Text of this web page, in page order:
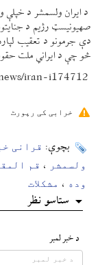
د ایران ولسمشر د خپلې
صهیونیسټ رژیم د
دې جرمونو د تعقیب
څو چې د ایراني ملت
خرابی کی رپورٹ
بچوې: قرانی
ولسمشر ، قم
وده ، مشکلات
ستاسو نظر
د خبر لمبر